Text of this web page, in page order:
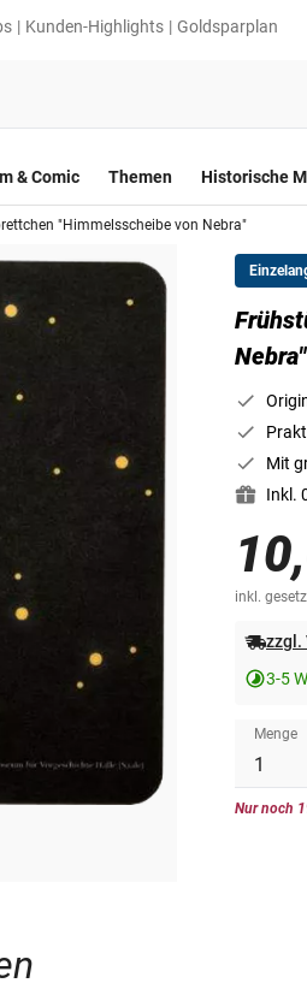
Kunden-Highlights Goldsparplan
& Comic Themen Historische
"Himmelsscheibe von Nebra"
Nebra"
Mit
Inkl.
inkl.
zzgl.
3-5
Menge
Nur noch